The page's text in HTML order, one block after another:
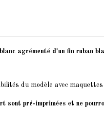
agrémenté d'un fin ruban
du modèle avec maquettes
sont pré-imprimées et ne